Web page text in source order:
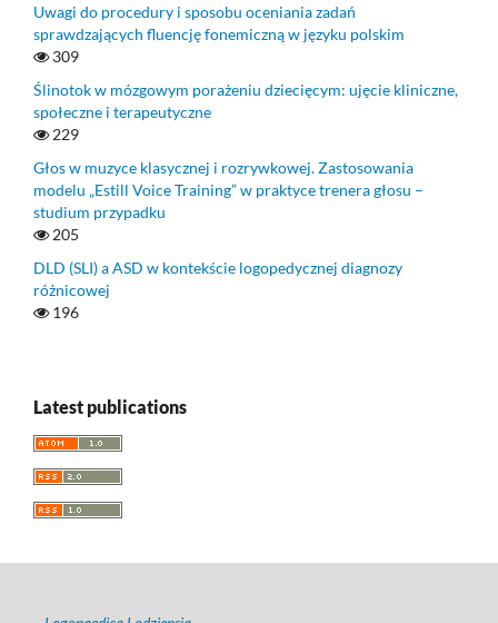
Uwagi do procedury i sposobu oceniania zadań
sprawdzających fluencję fonemiczną w języku polskim
309
Ślinotok w mózgowym porażeniu dziecięcym: ujęcie kliniczne,
społeczne i terapeutyczne
229
Głos w muzyce klasycznej i rozrywkowej. Zastosowania
modelu „Estill Voice Training” w praktyce trenera głosu –
studium przypadku
205
DLD (SLI) a ASD w kontekście logopedycznej diagnozy
różnicowej
196
Latest publications